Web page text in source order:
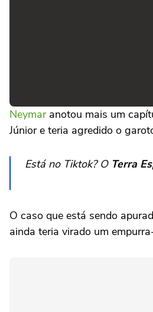
Neymaranotou mais um
Júnior e teria agredido o
Está no Tiktok? O Terra
O caso que está sendo
ainda teria virado um